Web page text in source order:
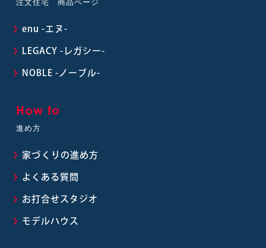
enu -エヌ-
LEGACY -レガシー-
NOBLE -ノーブル-
How to
進め方
家づくりの進め方
よくある質問
お打合せスタジオ
モデルハウス